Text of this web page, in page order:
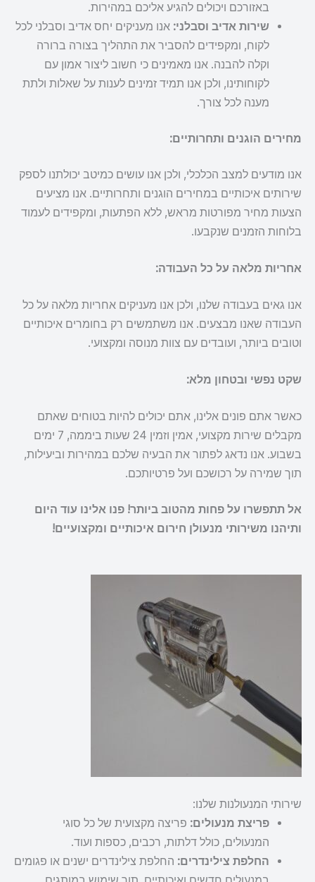
באזורכם ויכולים להגיע אליכם במהירות.
שירות אדיב וסבלני: אנו מעניקים יחס אדיב וסבלני לכל
לקוח, ומקפידים להסביר את התהליך בצורה ברורה
וקלה להבנה. אנו מאמינים כי חשוב ליצור אמון עם
לקוחותינו, ולכן אנו תמיד זמינים לענות על שאלות ולתת
מענה לכל צורך.
מחירים הוגנים ותחרותיים:
אנו מודעים למצב הכלכלי, ולכן אנו עושים כמיטב יכולתנו לספק
שירותים איכותיים במחירים הוגנים ותחרותיים. אנו מציעים
הצעות מחיר מפורטות מראש, ללא הפתעות, ומקפידים לעמוד
בלוחות הזמנים שנקבעו.
אחריות מלאה על כל העבודה:
אנו גאים בעבודה שלנו, ולכן אנו מעניקים אחריות מלאה על כל
העבודה שאנו מבצעים. אנו משתמשים רק בחומרים איכותיים
וטובים ביותר, ועובדים עם צוות מנוסה ומקצועי.
שקט נפשי ובטחון מלא:
כאשר אתם פונים אלינו, אתם יכולים להיות בטוחים שאתם
מקבלים שירות מקצועי, אמין וזמין 24 שעות ביממה, 7 ימים
בשבוע. אנו נדאג לפתור את הבעיה שלכם במהירות וביעילות,
תוך שמירה על רכושכם ועל פרטיותכם.
אל תתפשרו על פחות מהטוב ביותר! פנו אלינו עוד היום
ותיהנו משירותי מנעולן חירום איכותיים ומקצועיים!
שירותי המנעולנות שלנו:
פריצת מנעולים: פריצה מקצועית של כל סוגי
המנעולים, כולל דלתות, רכבים, כספות ועוד.
החלפת צילינדרים: החלפת צילינדרים ישנים או פגומים